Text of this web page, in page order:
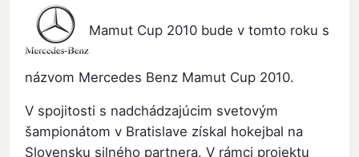
Mamut Cup 2010 bude v tomto roku s
názvom Mercedes Benz Mamut Cup 2010.
V spojitosti s nadchádzajúcim svetovým
šampionátom v Bratislave získal hokejbal na
Slovensku silného partnera. V rámci projektu